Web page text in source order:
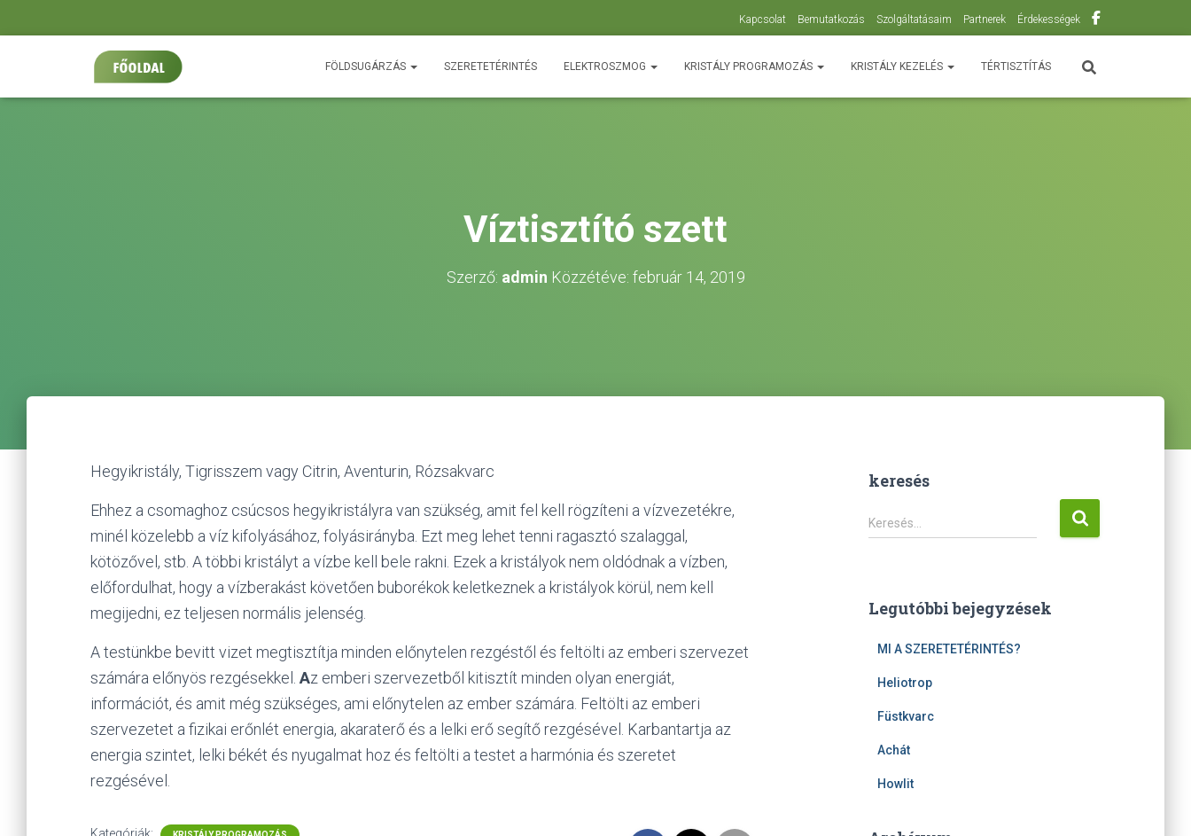
Kapcsolat Bemutatkozás Szolgáltatásaim Partnerek Érdekességek
FÖLDSUGÁRZÁS SZERETETÉRINTÉS ELEKTROSZMOG KRISTÁLY PROGRAMOZÁS KRISTÁLY KEZELÉS TÉRTISZTÍTÁS
Víztisztító szett
Szerző: admin Közzétéve: február 14, 2019
Hegyikristály, Tigrisszem vagy Citrin, Aventurin, Rózsakvarc
Ehhez a csomaghoz csúcsos hegyikristályra van szükség, amit fel kell rögzíteni a vízvezetékre,
minél közelebb a víz kifolyásához, folyásirányba. Ezt meg lehet tenni ragasztó szalaggal,
kötözővel, stb. A többi kristályt a vízbe kell bele rakni. Ezek a kristályok nem oldódnak a vízben,
előfordulhat, hogy a vízberakást követően buborékok keletkeznek a kristályok körül, nem kell
megijedni, ez teljesen normális jelenség.
A testünkbe bevitt vizet megtisztítja minden előnytelen rezgéstől és feltölti az emberi szervezet
számára előnyös rezgésekkel. Az emberi szervezetből kitisztít minden olyan energiát,
információt, és amit még szükséges, ami előnytelen az ember számára. Feltölti az emberi
szervezetet a fizikai erőnlét energia, akaraterő és a lelki erő segítő rezgésével. Karbantartja az
energia szintet, lelki békét és nyugalmat hoz és feltölti a testet a harmónia és szeretet
rezgésével.
keresés
K
e
é
Keresés…
Legutóbbi bejegyzések
MI A SZERETETÉRINTÉS?
Heliotrop
Füstkvarc
Achát
Howlit